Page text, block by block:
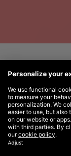
werkt aan een
weten veel
hebben de
DEPT® helpt
gezinnen te